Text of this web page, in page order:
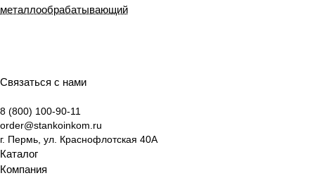
металлообрабатывающий
Связаться с нами
8 (800) 100-90-11
order@stankoinkom.ru
г. Пермь, ул. Краснофлотская 40А
Каталог
Компания